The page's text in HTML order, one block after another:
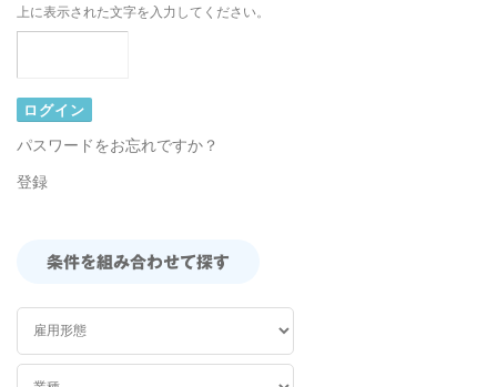
上に表示された文字を入力してください。
パスワードをお忘れですか？
登録
条件を組み合わせて探す